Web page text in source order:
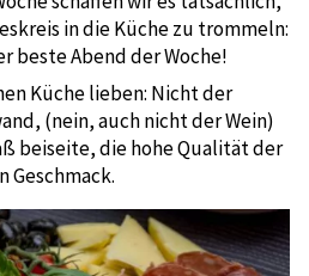
in die Küche zu trommeln:
beste Abend der Woche!
Küche lieben: Nicht der
(nein, auch nicht der Wein)
beiseite, die hohe Qualität der